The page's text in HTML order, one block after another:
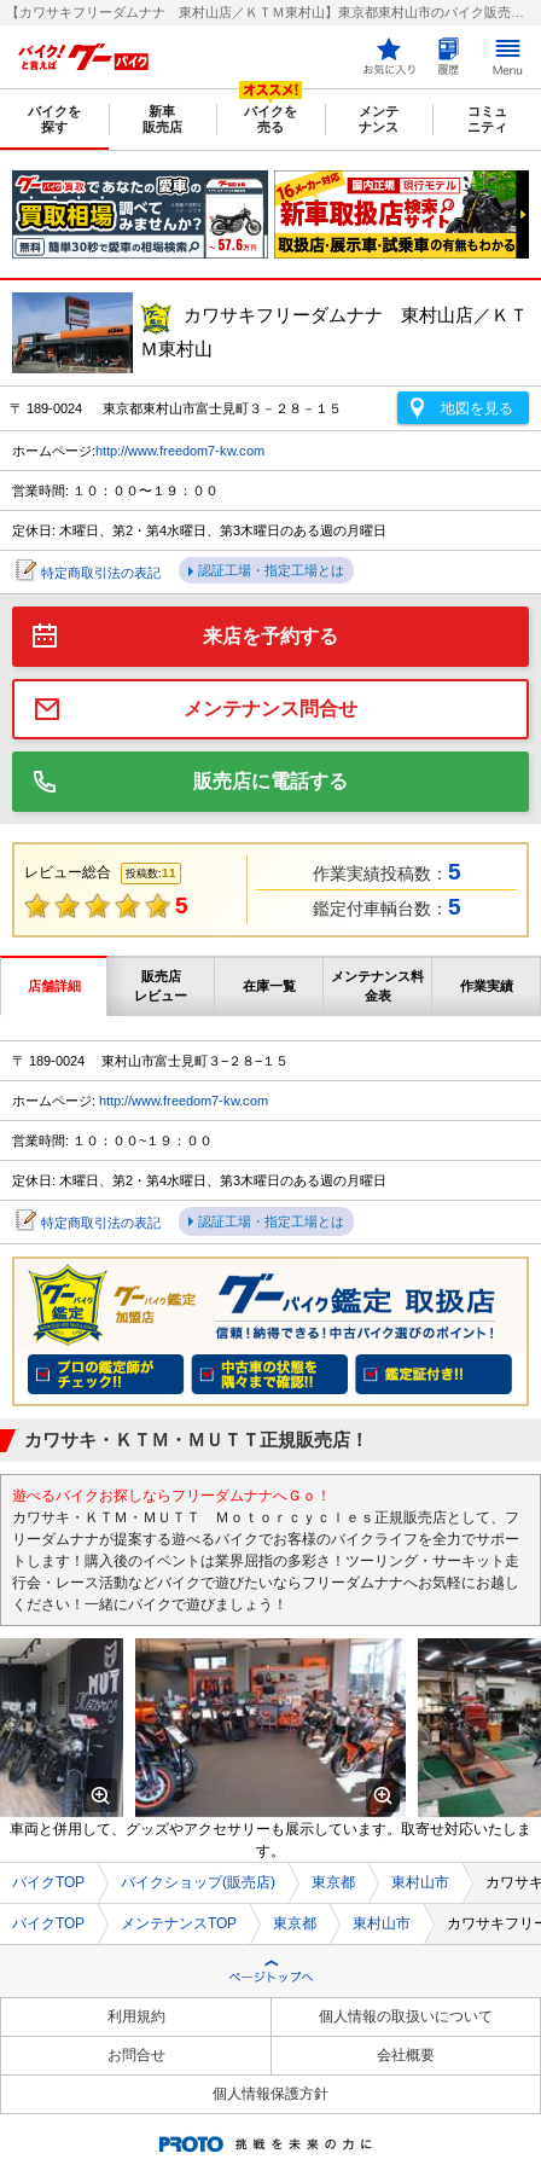
バイクを
探す
新車
販売店
バイクを
売る
メンテ
ナンス
コミュ
ニティ
カワサキフリーダムナナ 東村山店／ＫＴ
Ｍ東村山
〒 189-0024 東京都東村山市富士見町３－２８－１５ 地図を見る
ホームページ:http://www.freedom7-kw.com
営業時間: １０：００〜１９：００
定休日: 木曜日、第2・第4水曜日、第3木曜日のある週の月曜日
特定商取引法の表記 認証工場・指定工場とは
来店を予約する
メンテナンス問合せ
販売店に電話する
レビュー総合 投稿数:11
5
作業実績投稿数： 5
鑑定付車輌台数： 5
店舗詳細
販売店
レビュー
在庫一覧
メンテナンス料
金表
作業実績
〒 189-0024 東村山市富士見町３−２８−１５
ホームページ: http://www.freedom7-kw.com
営業時間: １０：００~１９：００
定休日: 木曜日、第2・第4水曜日、第3木曜日のある週の月曜日
特定商取引法の表記 認証工場・指定工場とは
カワサキ・ＫＴＭ・ＭＵＴＴ正規販売店！
遊べるバイクお探しならフリーダムナナへＧｏ！
カワサキ・ＫＴＭ・ＭＵＴＴ Ｍｏｔｏｒｃｙｃｌｅｓ正規販売店として、フ
リーダムナナが提案する遊べるバイクでお客様のバイクライフを全力でサポー
トします！購入後のイベントは業界屈指の多彩さ！ツーリング・サーキット走
行会・レース活動などバイクで遊びたいならフリーダムナナへお気軽にお越し
ください！一緒にバイクで遊びましょう！
車両と併用して、グッズやアクセサリーも展示しています。取寄せ対応いたしま
す。
バイクTOP
バイクショップ(販売店) 東京都 東村山市 カワサ
バイクTOP メンテナンスTOP 東京都 東村山市 カワサキフ
利用規約 個人情報の取扱いについて
お問合せ 会社概要
個人情報保護方針